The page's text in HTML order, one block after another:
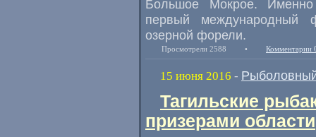
Большое Мокрое.
первый международный
озерной форели.
Просмотрели 2588 • Комментарии
15 июня 2016 -
Тагильские
призерами области